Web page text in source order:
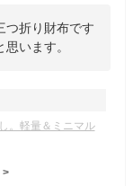
つ折り財布です
います。
。軽量＆ミニマル
>